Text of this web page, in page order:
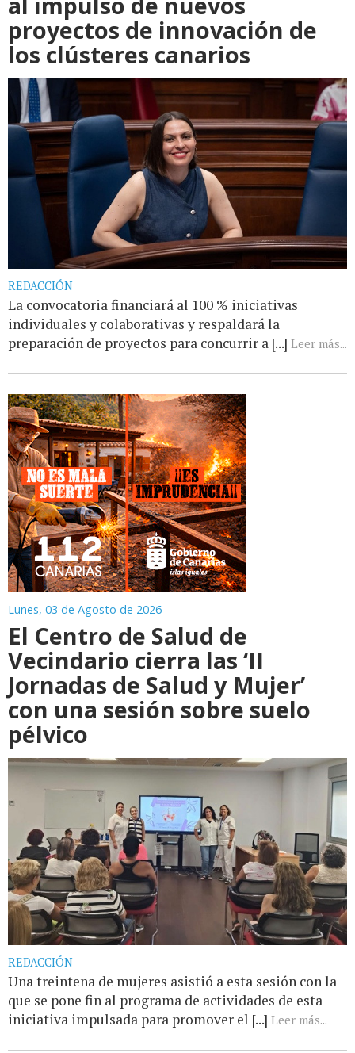
proyectos de innovación de
los clústeres canarios
REDACCIÓN
La convocatoria financiará al 100 % iniciativas
individuales y colaborativas y respaldará la
preparación de proyectos para concurrir a [...] Leer más...
Lunes, 03 de Agosto de 2026
El Centro de Salud de
Vecindario cierra las ‘II
Jornadas de Salud y Mujer’
con una sesión sobre suelo
pélvico
REDACCIÓN
Una treintena de mujeres asistió a esta sesión con la
que se pone fin al programa de actividades de esta
iniciativa impulsada para promover el [...] Leer más...